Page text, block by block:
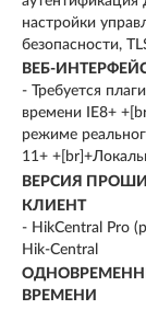
настройки
безопасности,
ВЕБ-
- Требуется
времени IE8+
режиме
11+
ВЕРСИЯ
КЛИЕНТ
- HikCentral Pro
Hik-Central
ВРЕМЕНИ